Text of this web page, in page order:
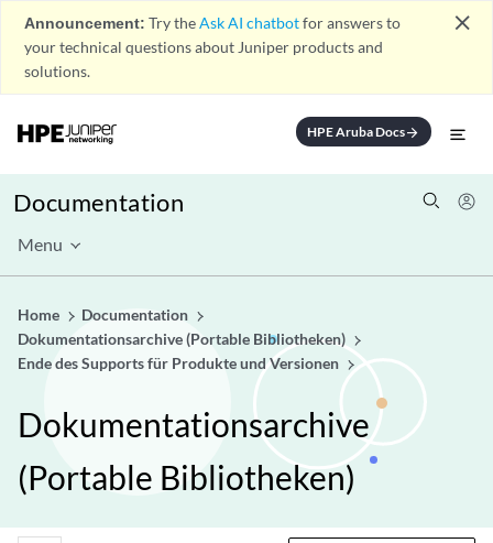
Announcement: Try theAsk AI chatbotfor answers to
your technical questions about Juniper products and
solutions.
close
HPE Aruba Docsarrow_forward
Documentation
Menu
Home
Documentation
Dokumentationsarchive (Portable Bibliotheken)
Ende des Supports für Produkte und Versionen
Dokumentationsarchive
(Portable Bibliotheken)